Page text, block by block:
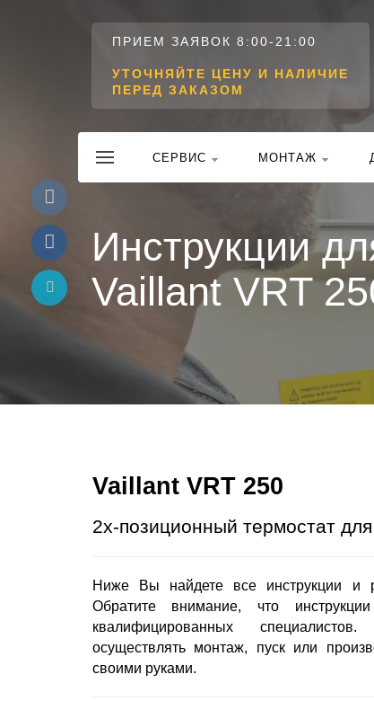
ПРИЕМ ЗАЯВОК 8:00-21:00
УТОЧНЯЙТЕ ЦЕНУ И НАЛИЧИЕ
ПЕРЕД ЗАКАЗОМ
CЕРВИС МОНТАЖ
Инструкции
Vaillant VRT
Vaillant VRT 250
2х-позиционный термостат
Ниже Вы найдете все инструкции и
Обратите внимание, что
квалифицированных
осуществлять монтаж, пуск или
своими руками.